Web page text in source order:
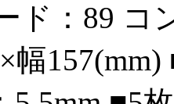
ド：89 コ
幅